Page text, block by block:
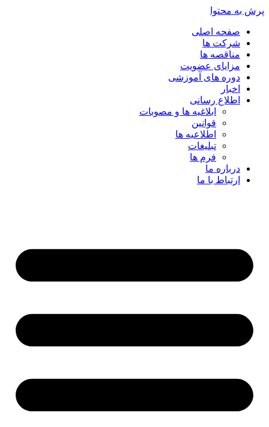
پرش به محتوا
صفحه اصلی
شرکت ها
مناقصه ها
مزایای عضویت
دوره های آموزشی
اخبار
اطلاع رسانی
ابلاغیه ها و مصوبات
قوانین
اطلاعیه ها
تبلیغات
فرم ها
درباره ما
ارتباط با ما